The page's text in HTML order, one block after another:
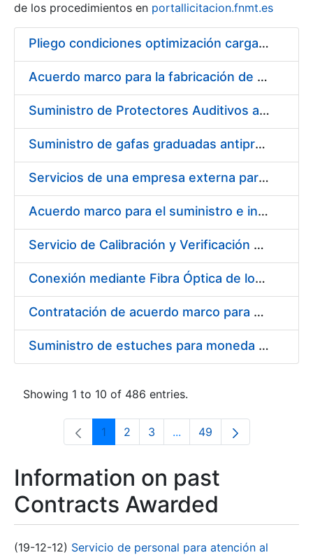
Show/Hide
de los procedimientos en portallicitacion.fnmt.es
Pliego condiciones optimización cargas compras firmado
Acuerdo marco para la fabricación de piezas
Suministro de Protectores Auditivos a medida para las personas trabajadoras de los Centros de Trabajo de Madrid y Burgos
Suministro de gafas graduadas antiproyecciones para los trabajadores de la FNMT-RCM en los centros de trabajo de Madrid y Burgos
Servicios de una empresa externa para el asesoramiento y resolución de los recursos de alzada que se presentan relacionados con procesos de selección para la FNMT-RCM
Acuerdo marco para el suministro e instalación de persianas, estores y otros complementos
Servicio de Calibración y Verificación Externa de los Equipos de Medición del Servicio de Prevención de la FNMT-RCM
Conexión mediante Fibra Óptica de los Centros de Proceso de Datos (CPDs) de las sedes de la FNMT-RCM de Burgos y Madrid
Contratación de acuerdo marco para el Suministro de Material de Electricidad para la Fábrica Nacional de Moneda y Timbre-Real Casa de la Moneda en su centro de trabajo de Burgos
Suministro de estuches para moneda de 30 €
Showing 1 to 10 of 486 entries.
Page
1 Page
2 Page
3 ...Intermediate Pages Use
Page
49
Information on past
Contracts Awarded
(19-12-12) Servicio de personal para atención al